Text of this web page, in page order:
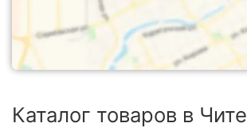
Каталог товаров в Чите